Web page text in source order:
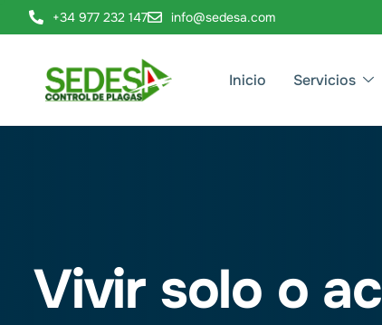
+34 977 232 147 info@sedesa.com
Inicio Servicios
Vivir solo o